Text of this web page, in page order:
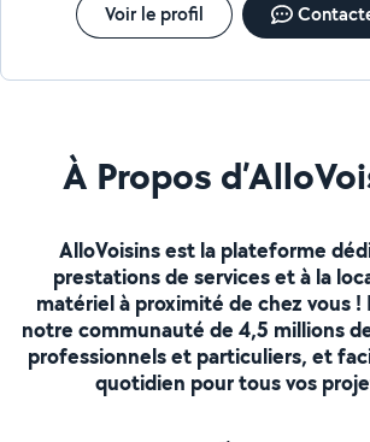
Voir le profil
À Propos
AlloVoisins est la plateforme
prestations de services et à la
matériel à proximité de chez vous !
notre communauté de 4,5 millions
professionnels et particuliers, et
quotidien pour tous vos